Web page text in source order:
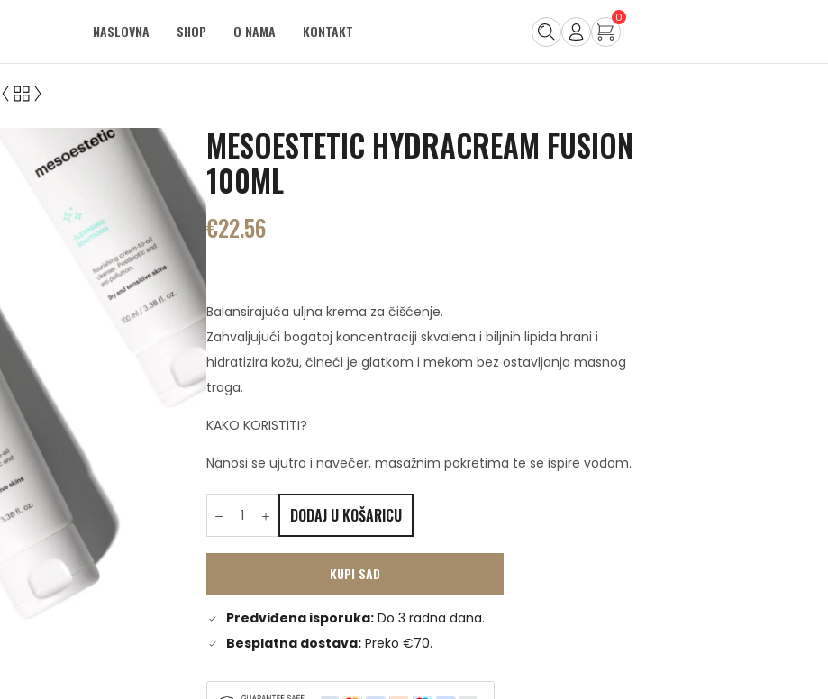
NASLOVNA SHOP O NAMA KONTAKT
0
MESOESTETIC HYDRACREAM FUSION
100ML
€22.56
Balansirajuća uljna krema za čišćenje.
Zahvaljujući bogatoj koncentraciji skvalena i biljnih lipida hrani i
hidratizira kožu, čineći je glatkom i mekom bez ostavljanja masnog
traga.
KAKO KORISTITI?
Nanosi se ujutro i navečer, masažnim pokretima te se ispire vodom.
DODAJ U KOŠARICU
KUPI SAD
Predviđena isporuka: Do 3 radna dana.
Besplatna dostava: Preko €70.